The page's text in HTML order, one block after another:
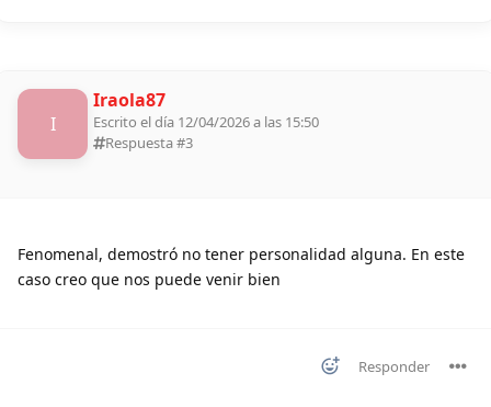
I
Iraola87
Escrito el día 12/04/2026 a las 15:50
Respuesta #3
Fenomenal, demostró no tener personalidad alguna. En este
caso creo que nos puede venir bien
Responder